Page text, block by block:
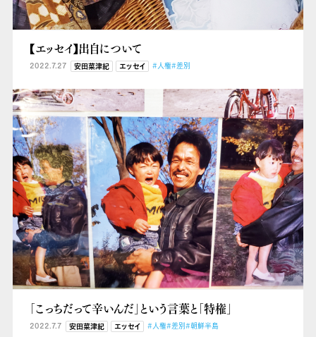
【エッセイ】出自について
2022.7.27 安田菜津紀 エッセイ #人権#差別
「こっちだって辛いんだ」という言葉と「特権」
2022.7.7 安田菜津紀 エッセイ #人権#差別#朝鮮半島